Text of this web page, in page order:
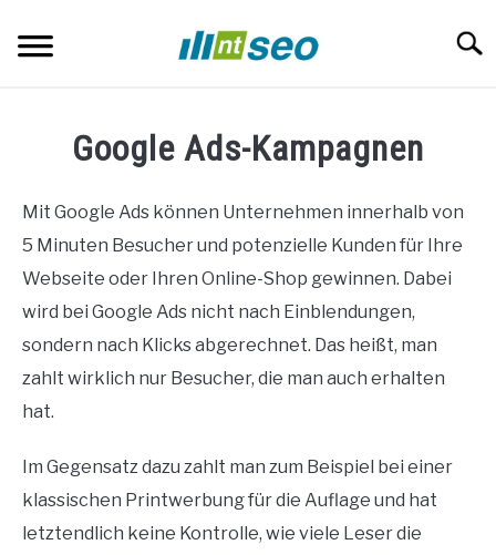
content
GOOGLE ADS
CORPORATE BLOGS
BLOG
Google Ads-Kampagnen
Mit Google Ads können Unternehmen innerhalb von
5 Minuten Besucher und potenzielle Kunden für Ihre
Webseite oder Ihren Online-Shop gewinnen. Dabei
wird bei Google Ads nicht nach Einblendungen,
sondern nach Klicks abgerechnet. Das heißt, man
zahlt wirklich nur Besucher, die man auch erhalten
hat.
Im Gegensatz dazu zahlt man zum Beispiel bei einer
klassischen Printwerbung für die Auflage und hat
letztendlich keine Kontrolle, wie viele Leser die